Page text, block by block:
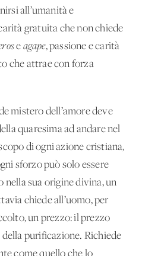
all’umanità e
gratuita che non chiede
e agape, passione e carità
che attrae con forza
mistero dell’amore deve
quaresima ad andare nel
di ogni azione cristiana,
sforzo può solo essere
nella sua origine divina, un
chiede all’uomo, per
un prezzo: il prezzo
della purificazione. Richiede
come quello che lo